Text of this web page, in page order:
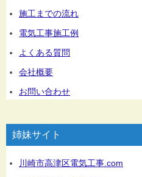
施工までの流れ
電気工事施工例
よくある質問
会社概要
お問い合わせ
姉妹サイト
川崎市高津区電気工事.com